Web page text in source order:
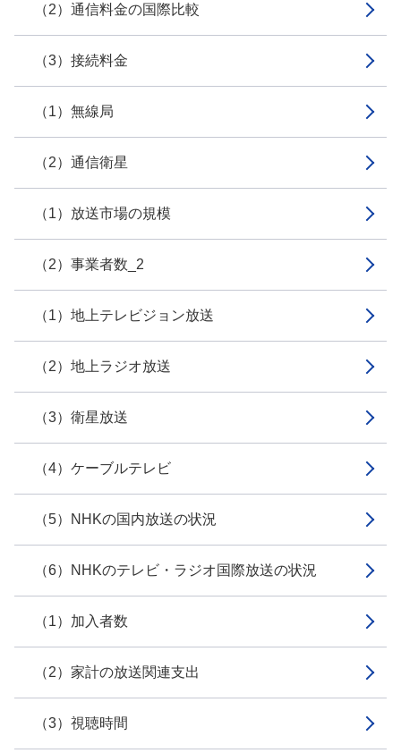
（2）通信料金の国際比較
（3）接続料金
（1）無線局
（2）通信衛星
（1）放送市場の規模
（2）事業者数_2
（1）地上テレビジョン放送
（2）地上ラジオ放送
（3）衛星放送
（4）ケーブルテレビ
（5）NHKの国内放送の状況
（6）NHKのテレビ・ラジオ国際放送の状況
（1）加入者数
（2）家計の放送関連支出
（3）視聴時間